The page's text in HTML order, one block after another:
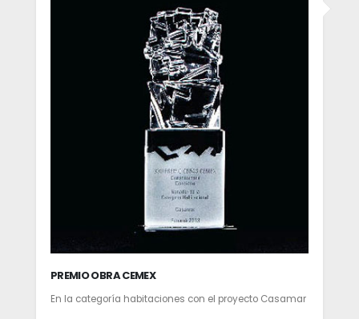
PREMIO OBRA CEMEX
En la categoría habitaciones con el proyecto Casamar